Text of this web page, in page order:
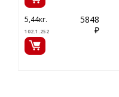
5,44кг.
102.1.252
5848
₽